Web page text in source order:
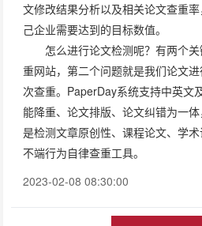
文修改结果分析以及相关论文查重
己企业需要达到的目标数值。
怎么进行论文检测呢？有两个
重网站，第二个问题就是我们论文
次查重。PaperDay系统支持中英文
能降重、论文排版、论文纠错为一体
是检测文章原创性、课程论文、学
不端行为自律查重工具。
2023-02-08 08:30:00